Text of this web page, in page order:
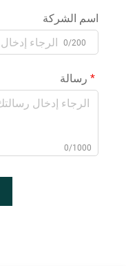
اسم الشركة
0/200
رسالة
0/1000